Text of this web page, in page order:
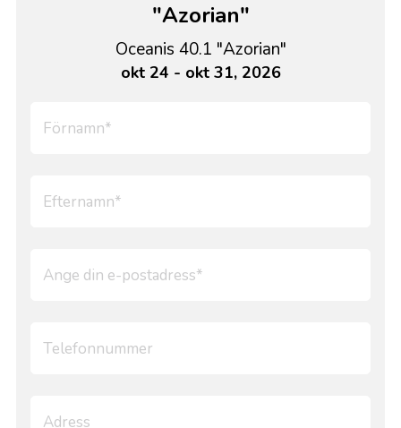
"Azorian"
Oceanis 40.1 "Azorian"
okt 24 - okt 31, 2026